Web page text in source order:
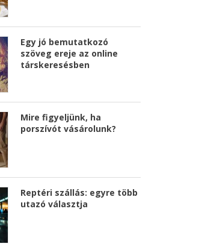
Egy jó bemutatkozó
szöveg ereje az online
társkeresésben
Mire figyeljünk, ha
porszívót vásárolunk?
Reptéri szállás: egyre több
utazó választja